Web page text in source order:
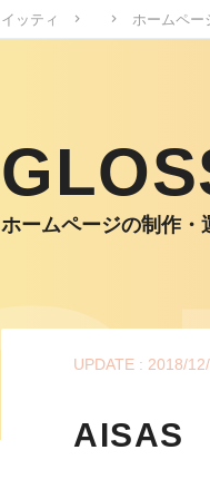
イッティ ホームペー
ホームページの制作・
UPDATE : 2018/
AISAS